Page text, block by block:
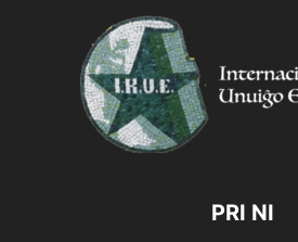
PRI NI